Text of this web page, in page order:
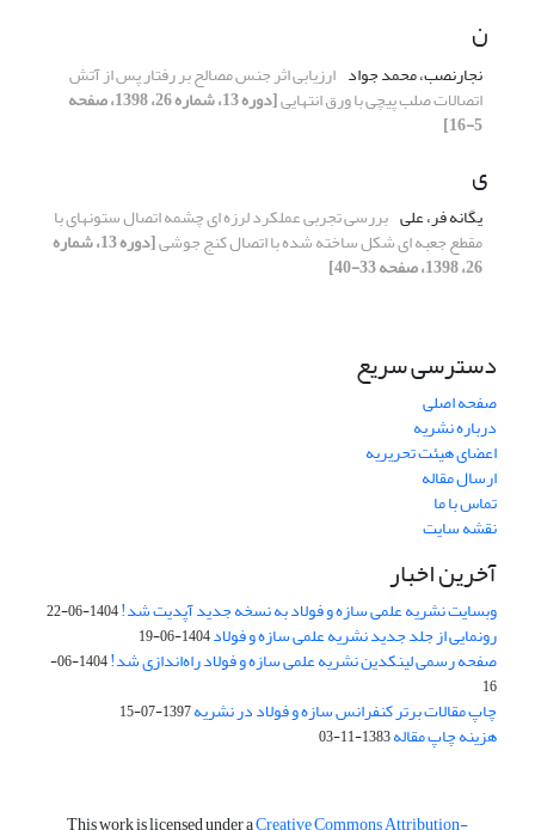
ن
نجارنصب، محمد جواد ارزیابی اثر جنس مصالح بر رفتار پس از آتش
اتصالات صلب پیچی با ورق انتهایی [دوره 13، شماره 26، 1398، صفحه
5-16]
ی
یگانه فر، علی بررسی تجربی عملکرد لرزه ای چشمه اتصال ستونهای با
مقطع جعبه ای شکل ساخته شده با اتصال کنج جوشی [دوره 13، شماره
26، 1398، صفحه 33-40]
دسترسی سریع
صفحه اصلی
درباره نشریه
اعضای هیئت تحریریه
ارسال مقاله
تماس با ما
نقشه سایت
آخرین اخبار
وبسایت نشریه علمی سازه و فولاد به نسخه جدید آپدیت شد!1404-06-22
رونمایی از جلد جدید نشریه علمی سازه و فولاد1404-06-19
صفحه رسمی لینکدین نشریه علمی سازه و فولاد راه‌اندازی شد!
1404-06-
16
چاپ مقالات برتر کنفرانس سازه و فولاد در نشریه1397-07-15
هزینه چاپ مقاله1383-11-03